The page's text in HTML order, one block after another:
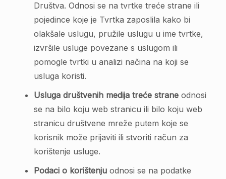
Društva. Odnosi se na tvrtke treće strane ili
pojedince koje je Tvrtka zaposlila kako bi
olakšale uslugu, pružile uslugu u ime tvrtke,
izvršile usluge povezane s uslugom ili
pomogle tvrtki u analizi načina na koji se
usluga koristi.
Usluga društvenih medija treće straneodnosi
se na bilo koju web stranicu ili bilo koju web
stranicu društvene mreže putem koje se
korisnik može prijaviti ili stvoriti račun za
korištenje usluge.
Podaci o korištenjuodnosi se na podatke